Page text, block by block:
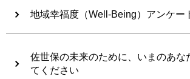
地域幸福度（Well-Being）アンケー
佐世保の未来のために、いまのあな
てください